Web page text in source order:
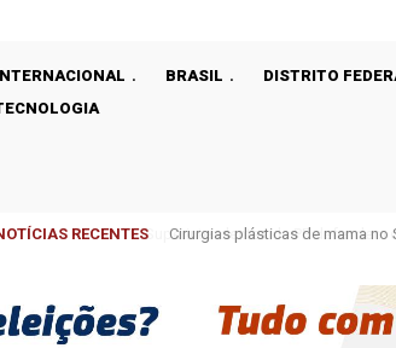
BRASIL DISTRITO
RECENTES Cirurgias plásticas de mama no